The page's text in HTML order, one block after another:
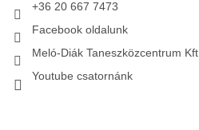
+36 20 667 7473
Facebook oldalunk
Meló-Diák Taneszközcentrum Kft
Youtube csatornánk